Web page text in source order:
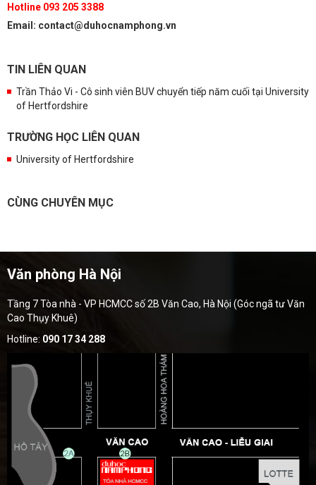
Hotline 093 205 3388
Email: contact@duhocnamphong.vn
TIN LIÊN QUAN
Trần Thảo Vi - Cô sinh viên BUV chuyển tiếp năm cuối tại University
of Hertfordshire
TRƯỜNG HỌC LIÊN QUAN
University of Hertfordshire
CÙNG CHUYÊN MỤC
Văn phòng Hà Nội
Tầng 7 Tòa nhà - VP HCMCC số 2B Văn Cao, Hà Nội (Góc ngã tư Văn
Cao Thụy Khuê)
Hotline: 090 17 34 288